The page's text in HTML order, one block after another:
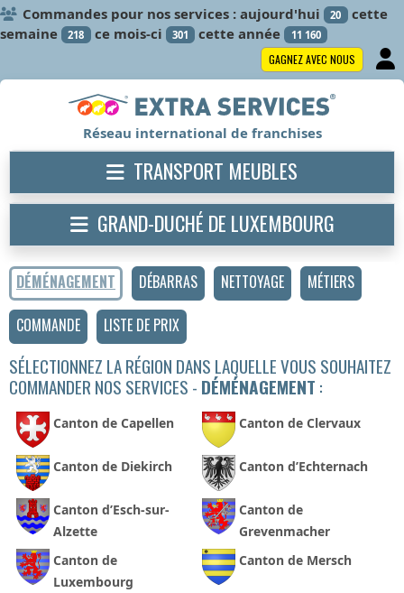
Commandes pour nos services : aujourd'hui 20 cette
semaine
218 ce mois-ci 301 cette année 11 160
GAGNEZ AVEC NOUS
DÉMÉNAGEMENT DÉBARRAS NETTOYAGE
MÉTIERS
COMMANDE
LISTE DE PRIX
SÉLECTIONNEZ LA RÉGION DANS LAQUELLE VOUS SOUHAITEZ
COMMANDER NOS SERVICES - DÉMÉNAGEMENT :
Canton de Capellen Canton de Clervaux
Canton de Diekirch Canton d’Echternach
Canton d’Esch-sur-
Alzette
Canton de
Grevenmacher
Canton de
Luxembourg
Canton de Mersch
Réseau international de franchises
TRANSPORT MEUBLES
GRAND-DUCHÉ DE LUXEMBOURG